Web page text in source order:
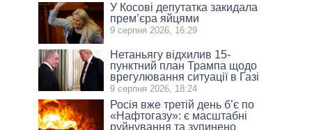
У Косові депутатка закидала
прем’єра яйцями
9 серпня 2026, 16:29
Нетаньягу відхилив 15-
пунктний план Трампа щодо
врегулювання ситуації в Газі
9 серпня 2026, 18:24
Росія вже третій день б’є по
«Нафтогазу»: є масштабні
руйнування та зупинено